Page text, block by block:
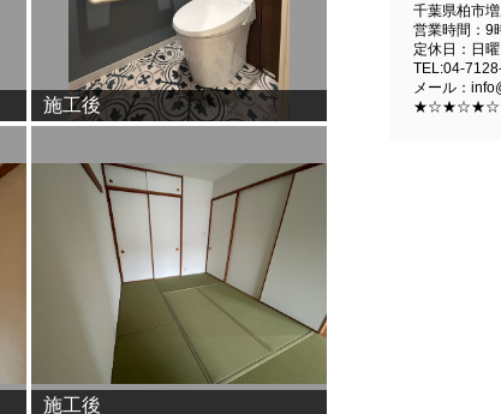
千葉県柏市
営業時間：9
定休日：日
TEL:04-
メール：
施工後
施工後